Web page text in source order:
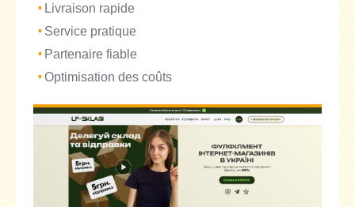
Livraison rapide
Service pratique
Partenaire fiable
Optimisation des coûts